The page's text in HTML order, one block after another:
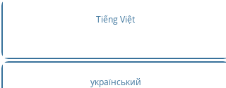
Tiếng Việt
український